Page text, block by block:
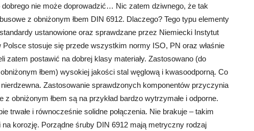
nie może doprowadzić… Nic zatem dziwnego, że tak
z obniżonym łbem DIN 6912. Dlaczego? Tego typu elementy
ustanowione oraz sprawdzane przez Niemiecki Instytut
stosuje się przede wszystkim normy ISO, PN oraz właśnie
zatem postawić na dobrej klasy materiały. Zastosowano (do
łbem) wysokiej jakości stal węglową i kwasoodporną. Co
Zastosowanie sprawdzonych komponentów przyczynia
obniżonym łbem są na przykład bardzo wytrzymałe i odporne.
trwałe i równocześnie solidne połączenia. Nie brakuje – takim
korozję. Porządne śruby DIN 6912 mają metryczny rodzaj